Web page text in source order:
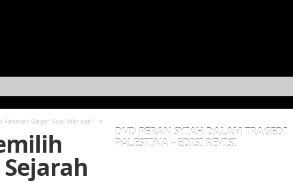
Fatimah Geger Soal Warisan? »
DVD PERAN SYIAH DALAM TRAGEDI
PALESTINA – EDISI REVISI